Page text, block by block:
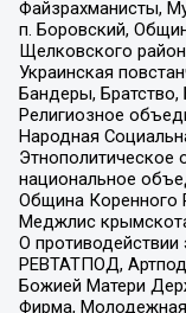
Файзрахманисты,
п. Боровский,
Щелковского
Украинская
Бандеры,
Религиозное
Народная
Этнополитическое
национальное
Община Коренного
Меджлис
О противодействии
РЕВТАТПОД,
Божией Матери
Фирма,